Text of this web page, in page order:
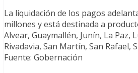
La liquidación de los pagos
millones y está destinada a
Alvear, Guaymallén, Junín, La Paz,
Rivadavia, San Martín, San Rafael,
Fuente: Gobernación